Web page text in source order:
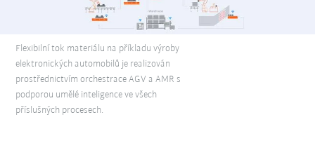
Flexibilní tok materiálu na příkladu výroby
elektronických automobilů je realizován
prostřednictvím orchestrace AGV a AMR s
podporou umělé inteligence ve všech
příslušných procesech.